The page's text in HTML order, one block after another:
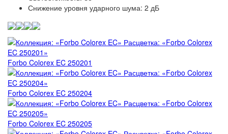
Forbo Marmoleum Cocoa
Forbo Marmoleum Decibel
Forbo Marmoleum Acoustic
Forbo Marmoleum Bulletin Board
VERTIGO Flock Toronto
VERTIGO Flock Perth
VERTIGO Flock California
Снижение уровня ударного шума: 2 дБ
Forbo Colorex EC 250201
Forbo Colorex EC 250204
Forbo Colorex EC 250205